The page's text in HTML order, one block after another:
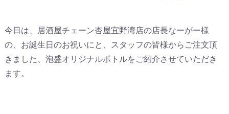
今日は、居酒屋チェーン杏屋宜野湾店の店長なーがー様
の、お誕生日のお祝いにと、スタッフの皆様からご注文頂
きました、泡盛オリジナルボトルをご紹介させていただき
ます。